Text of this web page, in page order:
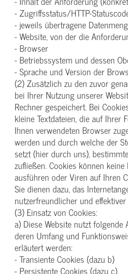
- Zugriffsstatus/HTTP-
- jeweils übertragene
- Website, von der die
- Browser
- Betriebssystem und dessen
- Sprache und Version der
(2) Zusätzlich zu den zuvor
bei Ihrer Nutzung unserer
Rechner gespeichert. Bei
kleine Textdateien, die auf Ihrer
Ihnen verwendeten Browser
werden und durch welche der
setzt (hier durch uns),
zufließen. Cookies können
ausführen oder Viren auf Ihren
Sie dienen dazu, das
nutzerfreundlicher und
(3) Einsatz von Cookies:
a) Diese Website nutzt folgende
deren Umfang und
erläutert werden:
- Transiente Cookies (dazu b)
- Persistente Cookies (dazu c).